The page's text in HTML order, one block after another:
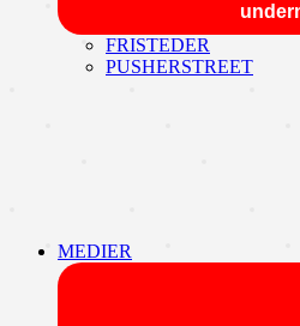
FRISTEDER
PUSHERSTREET
MEDIER